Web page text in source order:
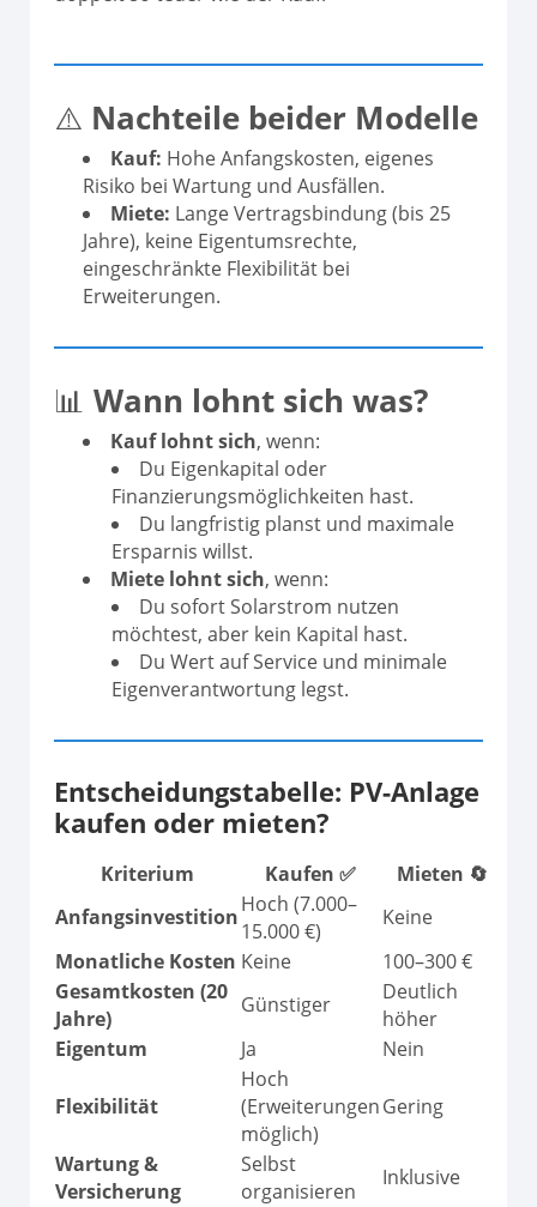
⚠️ Nachteile beider Modelle
Kauf: Hohe Anfangskosten, eigenes
Risiko bei Wartung und Ausfällen.
Miete: Lange Vertragsbindung (bis 25
Jahre), keine Eigentumsrechte,
eingeschränkte Flexibilität bei
Erweiterungen.
📊 Wann lohnt sich was?
Kauf lohnt sich, wenn:
Du Eigenkapital oder
Finanzierungsmöglichkeiten hast.
Du langfristig planst und maximale
Ersparnis willst.
Miete lohnt sich, wenn:
Du sofort Solarstrom nutzen
möchtest, aber kein Kapital hast.
Du Wert auf Service und minimale
Eigenverantwortung legst.
Entscheidungstabelle: PV-Anlage
kaufen oder mieten?
Kriterium Kaufen ✅ Mieten 🔄
AnfangsinvestitionHoch (7.000–
15.000 €)
Keine
Monatliche Kosten Keine
100–300 €
Gesamtkosten (20
Jahre)
Günstiger
Deutlich
höher
Eigentum
Ja Nein
Flexibilität
Hoch
(Erweiterungen
möglich)
Gering
Wartung &
Versicherung
Selbst
organisieren
Inklusive